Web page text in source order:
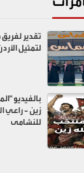
تقدير
لتمثيل
بالفيديو
زين - راعي
للنشامى